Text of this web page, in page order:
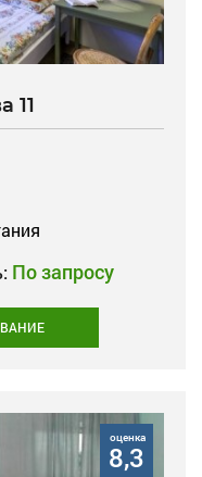
11
По запросу
оценка
8,3